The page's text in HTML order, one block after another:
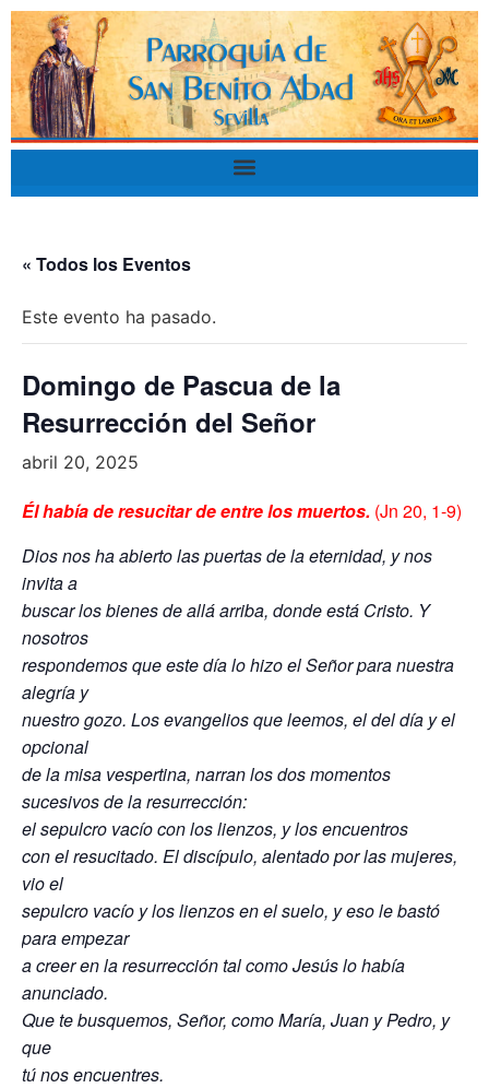
« Todos los Eventos
Este evento ha pasado.
Domingo de Pascua de la
Resurrección del Señor
abril 20, 2025
Él había de resucitar de entre los muertos. (Jn 20, 1-9)
Dios nos ha abierto las puertas de la eternidad, y nos
invita a
buscar los bienes de allá arriba, donde está Cristo. Y
nosotros
respondemos que este día lo hizo el Señor para nuestra
alegría y
nuestro gozo. Los evangelios que leemos, el del día y el
opcional
de la misa vespertina, narran los dos momentos
sucesivos de la resurrección:
el sepulcro vacío con los lienzos, y los encuentros
con el resucitado. El discípulo, alentado por las mujeres,
vio el
sepulcro vacío y los lienzos en el suelo, y eso le bastó
para empezar
a creer en la resurrección tal como Jesús lo había
anunciado.
Que te busquemos, Señor, como María, Juan y Pedro, y
que
tú nos encuentres.